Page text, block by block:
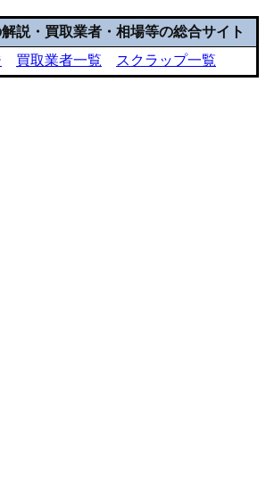
説・買取業者・相場等の総合サイト
買取業者一覧 スクラップ一覧